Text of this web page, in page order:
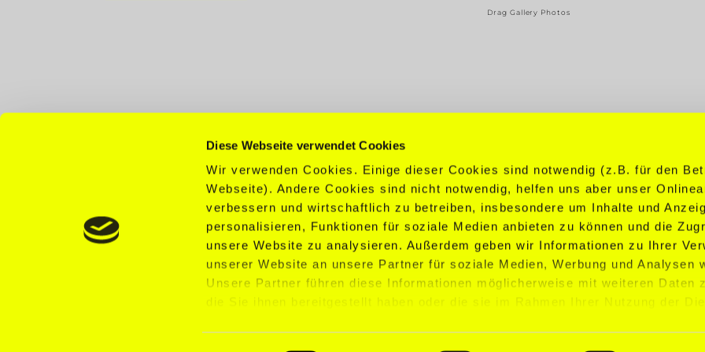
Diese Webseite verwendet Cookies
Wir verwenden Cookies. Einige dieser Cookies sind notwendig (z.B. für den
Webseite). Andere Cookies sind nicht notwendig, helfen uns aber unser
verbessern und wirtschaftlich zu betreiben, insbesondere um Inhalte und
personalisieren, Funktionen für soziale Medien anbieten zu können und die
unsere Website zu analysieren. Außerdem geben wir Informationen zu Ihrer
unserer Website an unsere Partner für soziale Medien, Werbung und Analysen
Unsere Partner führen diese Informationen möglicherweise mit weiteren Daten
die Sie ihnen bereitgestellt haben oder die sie im Rahmen Ihrer Nutzung der
Drag Gallery Photos
MEN
COMPETITIVE
COMMERCIAL
TALENTS
WOMEN
COMPETITIVE
COMMERCIAL
TALENTS
+49 30 2100